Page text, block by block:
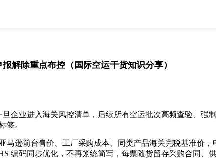
解除重点布控（国际空运干货知识分享）
业进入海关风控清单，后续所有空运批次高频查验、强
签。
逊前台售价、工厂采购成本、同类产品海关完税基准价，
编码同步优化，不再笼统简写，每票随货留存采购合同、